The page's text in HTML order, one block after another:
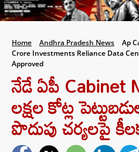
Home Andhra Pradesh News
Ap
Crore Investments Reliance Data
Approved
నేడే ఏపీ Cabinet
లక్షల కోట్ల
పొదుపు చర్యలపై